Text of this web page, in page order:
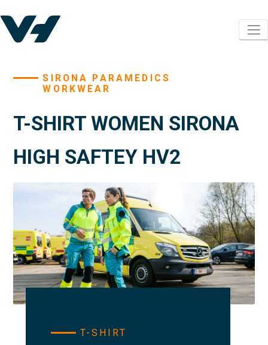
SIRONA PARAMEDICS
WORKWEAR
T-SHIRT WOMEN SIRONA
HIGH SAFTEY HV2
T-SHIRT